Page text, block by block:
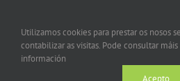
Utilizamos cookies para prestar os nosos
contabilizar as visitas. Pode consultar máis
información
Acepto